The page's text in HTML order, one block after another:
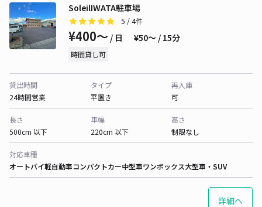
SoleilIWATA駐車場
5 / 4件
¥400〜 / 日 ¥50〜 / 15分
時間貸し可
貸出時間
24時間営業
タイプ
平置き
再入庫
可
長さ
500cm 以下
車幅
220cm 以下
高さ
制限なし
対応車種
オートバイ軽自動車コンパクトカー中型車ワンボックス大型車・SUV
詳細へ